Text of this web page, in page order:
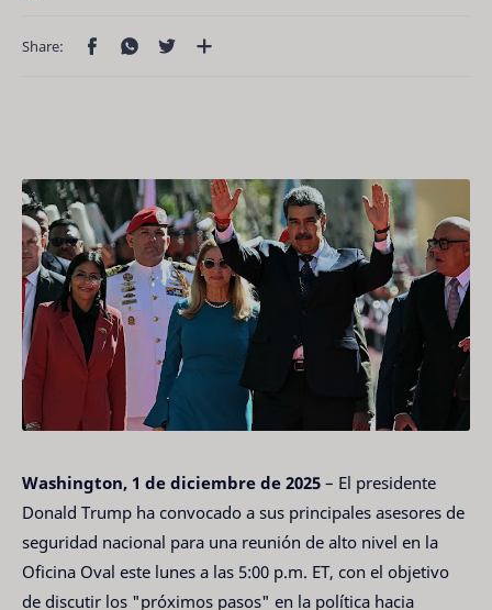
Washington, 1 de diciembre de 2025 – El presidente
Donald Trump ha convocado a sus principales asesores de
seguridad nacional para una reunión de alto nivel en la
Oficina Oval este lunes a las 5:00 p.m. ET, con el objetivo
de discutir los "próximos pasos" en la política hacia